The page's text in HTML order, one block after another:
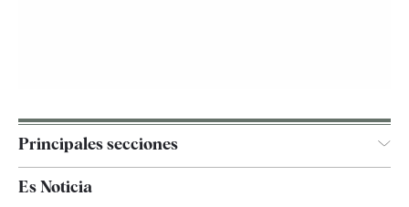
Principales secciones
Es Noticia